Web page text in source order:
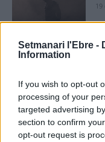
Setmanari l'Ebre -
Information
If you wish to opt-out
processing of your
targeted advertising
section to confirm
opt-out request is
Festes